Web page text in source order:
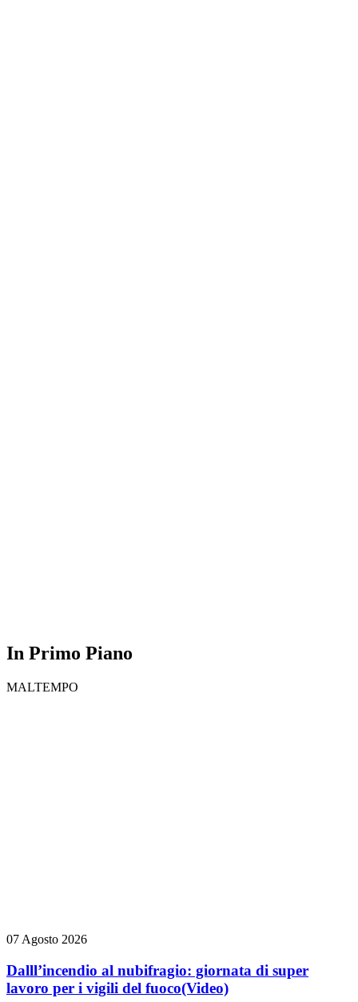
In Primo Piano
MALTEMPO
07 Agosto 2026
Dalll’incendio al nubifragio: giornata di super
lavoro per i vigili del fuoco(Video)